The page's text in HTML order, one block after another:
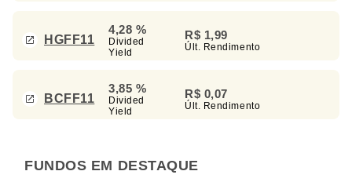
HGFF11
4,28 %
Divided
Yield
R$ 1,99
Últ. Rendimento
BCFF11
3,85 %
Divided
Yield
R$ 0,07
Últ. Rendimento
FUNDOS EM DESTAQUE